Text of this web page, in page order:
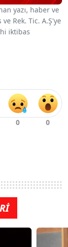
yazı, haber ve
Rek. Tic. A.Ş'ye
iktibas